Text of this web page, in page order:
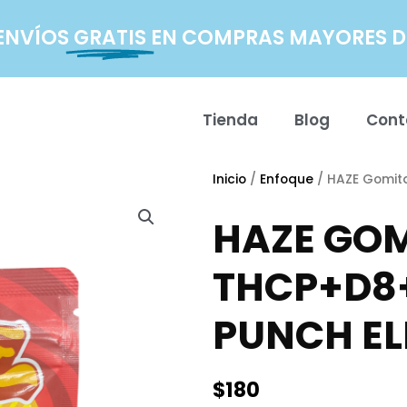
GRATIS EN COMPRAS MAYORES
Tienda Blog
Inicio / Enfoque / HAZE
HAZE
PUNCH
$180